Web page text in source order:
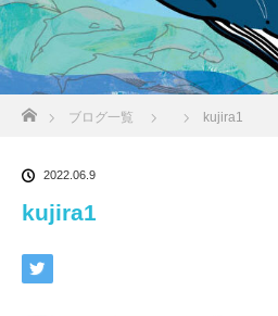
ブログ一覧 kujira1
2022.06.9
kujira1